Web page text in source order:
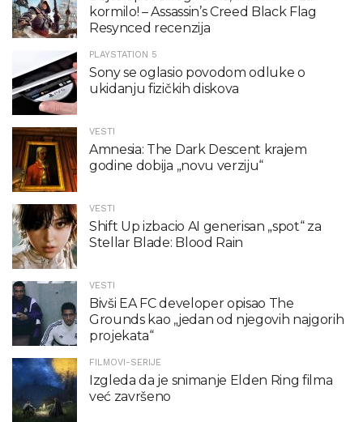
kormilo! – Assassin’s Creed Black Flag
Resynced recenzija
PLAYSTATION 5
Sony se oglasio povodom odluke o
ukidanju fizičkih diskova
VESTI
Amnesia: The Dark Descent krajem
godine dobija „novu verziju“
VESTI
Shift Up izbacio AI generisan „spot“ za
Stellar Blade: Blood Rain
VESTI
Bivši EA FC developer opisao The
Grounds kao „jedan od njegovih najgorih
projekata“
FILMOVI-SERIJE
Izgleda da je snimanje Elden Ring filma
već završeno